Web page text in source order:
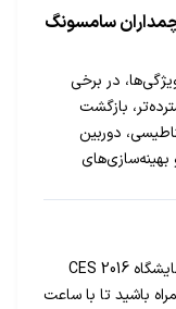
سامسونگ
در برخی
بازگشت
دوربین
بهینه‌سازی‌های
کمپانی دوست‌داشتنی سونی در نمایشگاه CES 2016
باشید تا با ساعت